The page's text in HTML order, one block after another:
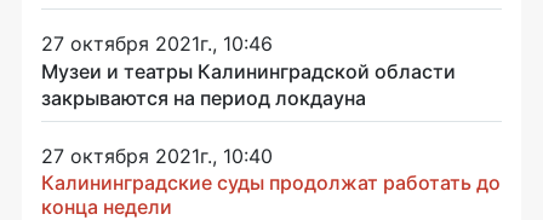
27 октября 2021г., 10:46
Музеи и театры Калининградской области
закрываются на период локдауна
27 октября 2021г., 10:40
Калининградские суды продолжат работать до
конца недели